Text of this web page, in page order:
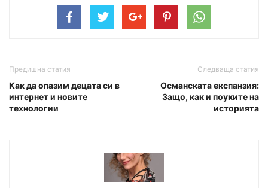
Предишна статия
Как да опазим децата си в
интернет и новите
технологии
Следваща статия
Османската експанзия:
Защо, как и поуките на
историята